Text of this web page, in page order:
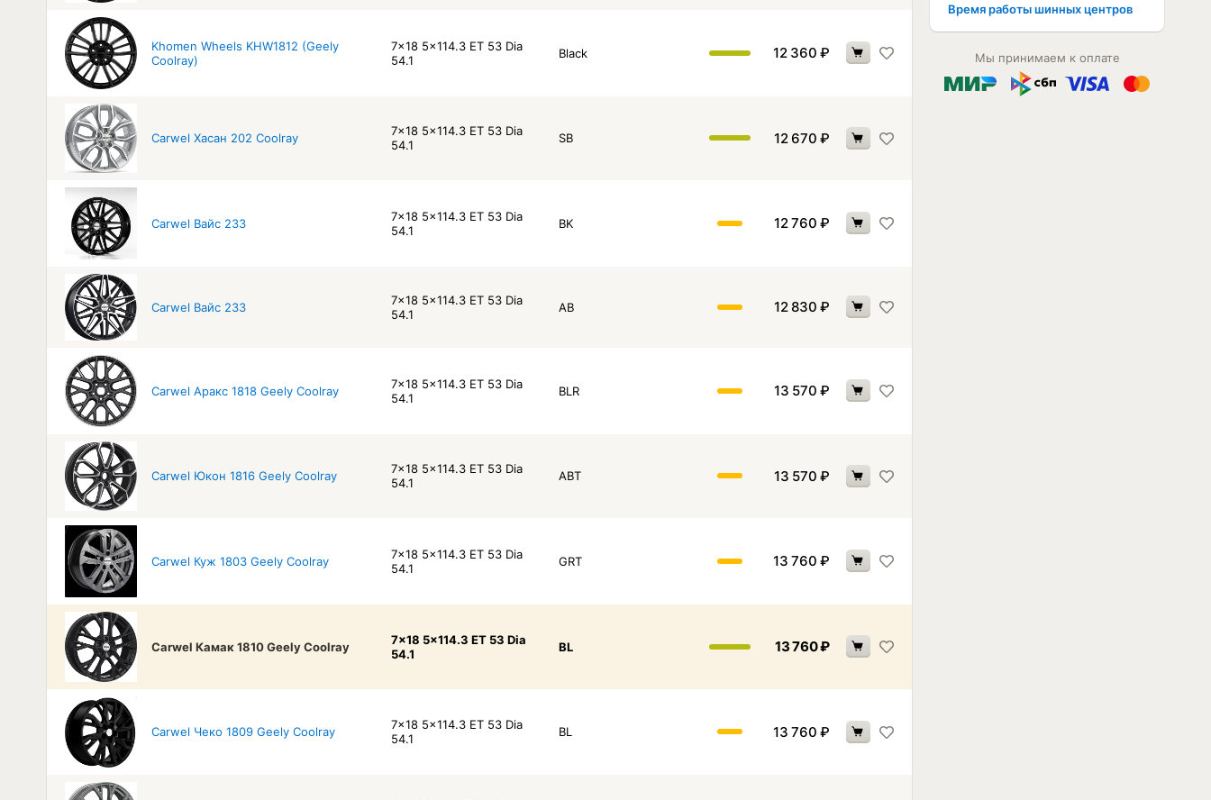
Khomen Wheels KHW1812 (Geely
Coolray)
7x18 5x114.3 ET 53 Dia
54.1
Black 12 360 ₽
Carwel Хасан 202 Coolray
7x18 5x114.3 ET 53 Dia
54.1
SB 12 670 ₽
Carwel Вайс 233
7x18 5x114.3 ET 53 Dia
54.1
BK 12 760 ₽
Carwel Вайс 233
7x18 5x114.3 ET 53 Dia
54.1
AB 12 830 ₽
Carwel Аракс 1818 Geely Coolray
7x18 5x114.3 ET 53 Dia
54.1
BLR 13 570 ₽
Carwel Юкон 1816 Geely Coolray
7x18 5x114.3 ET 53 Dia
54.1
ABT 13 570 ₽
Carwel Куж 1803 Geely Coolray
7x18 5x114.3 ET 53 Dia
54.1
GRT 13 760 ₽
Carwel Камак 1810 Geely Coolray
7x18 5x114.3 ET 53 Dia
54.1
BL 13 760₽
Carwel Чеко 1809 Geely Coolray
7x18 5x114.3 ET 53 Dia
54.1
BL 13 760 ₽
Время работы шинных центров
Мы принимаем к оплате